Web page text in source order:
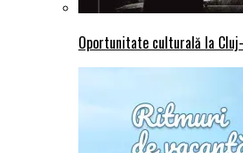
Oportunitate culturală la